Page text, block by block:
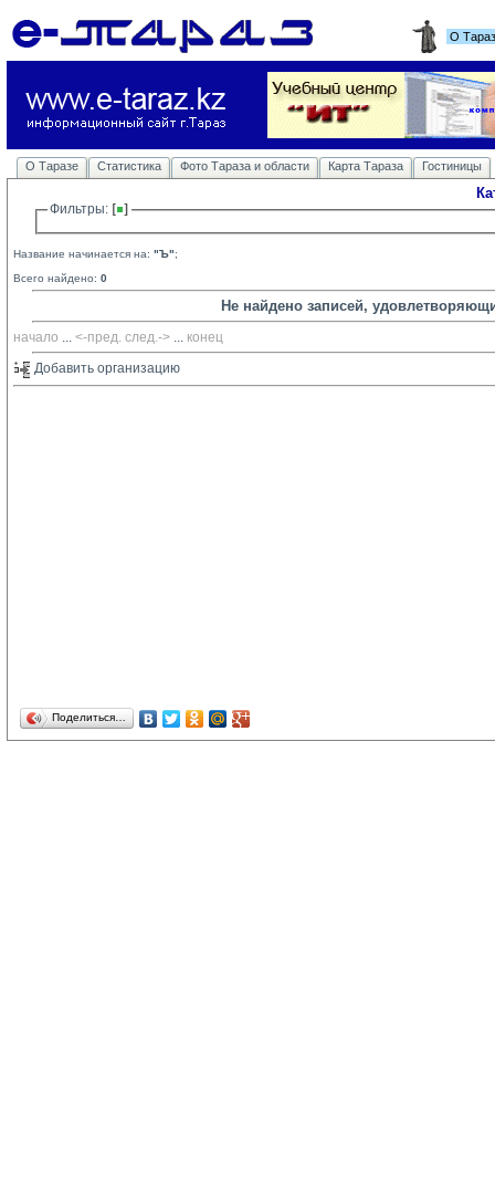
О
О Таразе Статистика Фото Тараза и области Карта Тараза Гостиницы
Фильтры:
Название начинается на: "Ъ";
Всего найдено: 0
Не найдено записей,
начало ... <-пред. след.-> ... конец
Добавить организацию
Поделиться…